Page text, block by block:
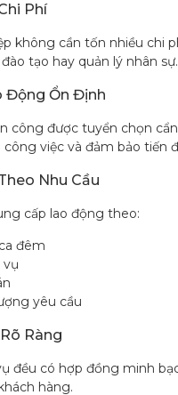
Phí
không cần tốn nhiều chi
tạo hay quản lý nhân sự.
Động Ổn Định
công được tuyển chọn
việc và đảm bảo tiến
Nhu Cầu
cấp lao động theo:
đêm
vụ
yêu cầu
Ràng
đều có hợp đồng minh
hàng.